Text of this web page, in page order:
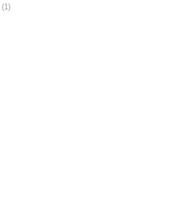
(1)